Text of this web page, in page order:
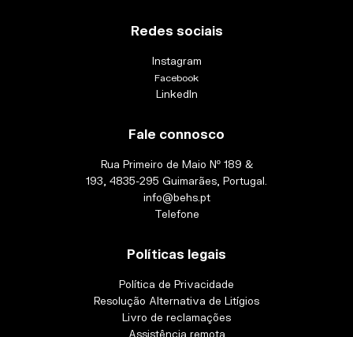
Redes sociais
Instagram
Facebook
LinkedIn
Fale connosco
Rua Primeiro de Maio Nº 189 &
193, 4835-295 Guimarães, Portugal.
info@behs.pt
Telefone
Políticas legais
Política de Privacidade
Resolução Alternativa de Litígios
Livro de reclamações
Assistência remota